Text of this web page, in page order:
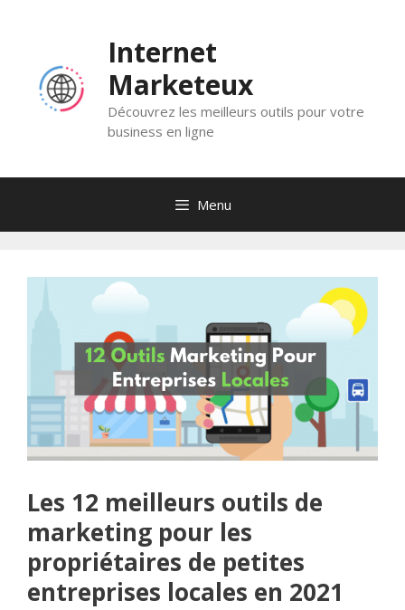
Internet
Marketeux
Découvrez les meilleurs outils pour votre
business en ligne
Menu
Les 12 meilleurs outils de
marketing pour les
propriétaires de petites
entreprises locales en 2021